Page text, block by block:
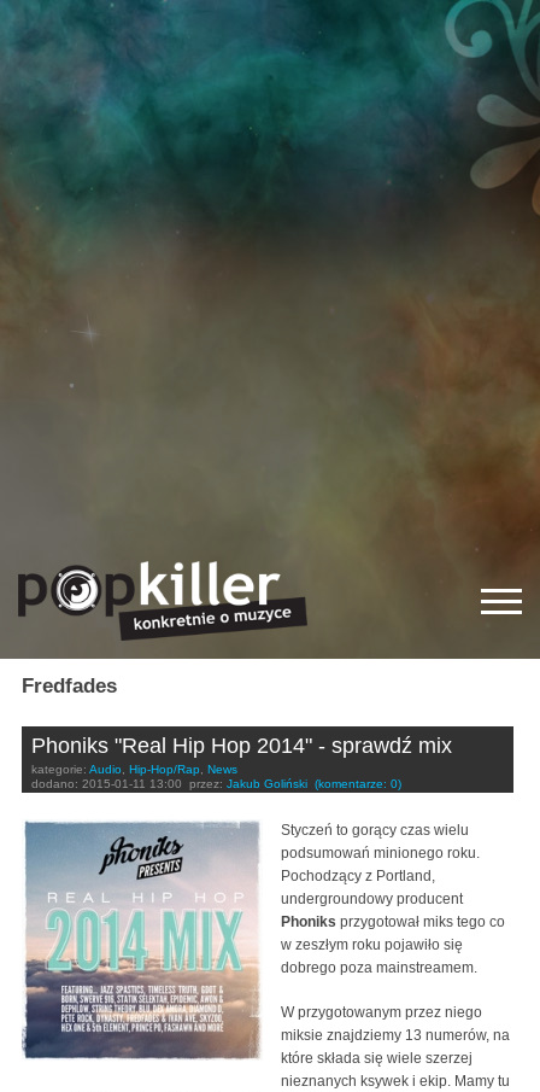
Fredfades
Phoniks "Real Hip Hop 2014" - sprawdź mix
kategorie: Audio, Hip-Hop/Rap, News
dodano: 2015-01-11 13:00 przez: Jakub Goliński (komentarze: 0)
Styczeń to gorący czas wielu
podsumowań minionego roku.
Pochodzący z Portland,
undergroundowy producent
Phoniks przygotował miks tego co
w zeszłym roku pojawiło się
dobrego poza mainstreamem.
W przygotowanym przez niego
miksie znajdziemy 13 numerów, na
które składa się wiele szerzej
nieznanych ksywek i ekip. Mamy tu